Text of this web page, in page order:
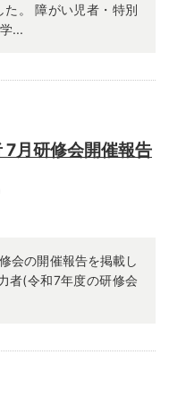
。 障がい児者・特別
...
7月研修会開催報告
会の開催報告を掲載し
者(令和7年度の研修会